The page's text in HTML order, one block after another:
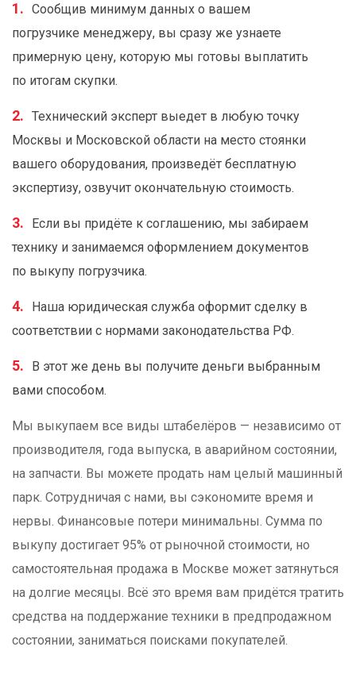
Сообщив минимум данных о вашем
погрузчике менеджеру, вы сразу же узнаете
примерную цену, которую мы готовы выплатить
по итогам скупки.
Технический эксперт выедет в любую точку
Москвы и Московской области на место стоянки
вашего оборудования, произведёт бесплатную
экспертизу, озвучит окончательную стоимость.
Если вы придёте к соглашению, мы забираем
технику и занимаемся оформлением документов
по выкупу погрузчика.
Наша юридическая служба оформит сделку в
соответствии с нормами законодательства РФ.
В этот же день вы получите деньги выбранным
вами способом.
Мы выкупаем все виды штабелёров — независимо от
производителя, года выпуска, в аварийном состоянии,
на запчасти. Вы можете продать нам целый машинный
парк. Сотрудничая с нами, вы сэкономите время и
нервы. Финансовые потери минимальны. Сумма по
выкупу достигает 95% от рыночной стоимости, но
самостоятельная продажа в Москве может затянуться
на долгие месяцы. Всё это время вам придётся тратить
средства на поддержание техники в предпродажном
состоянии, заниматься поисками покупателей.